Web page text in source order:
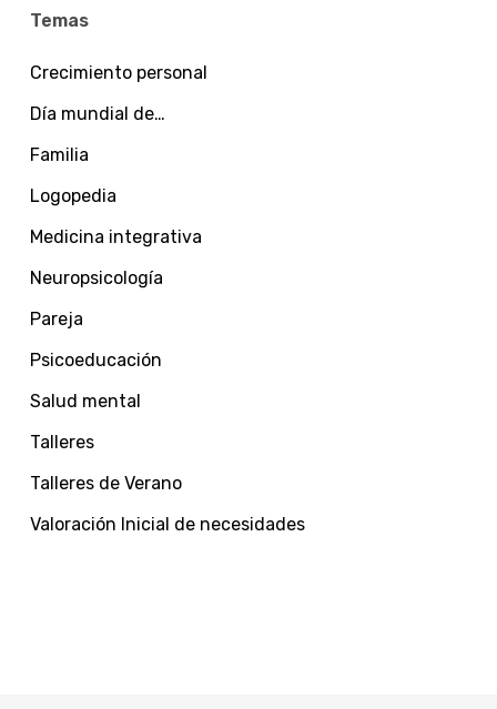
Temas
Crecimiento personal
Día mundial de…
Familia
Logopedia
Medicina integrativa
Neuropsicología
Pareja
Psicoeducación
Salud mental
Talleres
Talleres de Verano
Valoración Inicial de necesidades